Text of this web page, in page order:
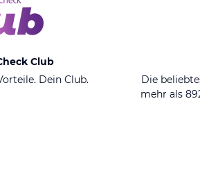
Club
Dein Club.
Die
mehr als